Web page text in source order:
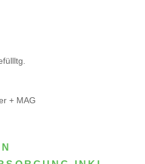
+ MAG